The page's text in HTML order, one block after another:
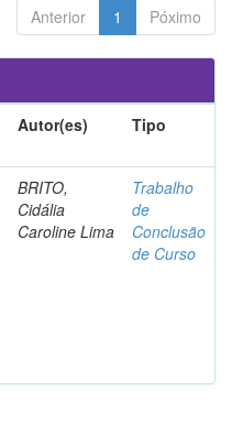
Anterior 1 Póximo
Autor(es) Tipo
BRITO,
Cidália
Caroline Lima
Trabalho
de
Conclusão
de Curso